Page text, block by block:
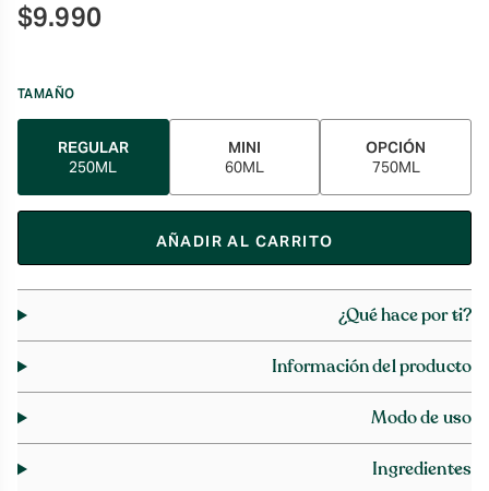
$9.990
TAMAÑO
REGULAR
250ML
MINI
60ML
OPCIÓN
750ML
AÑADIR AL CARRITO
¿Qué hace por ti?
Información del producto
Modo de uso
Ingredientes